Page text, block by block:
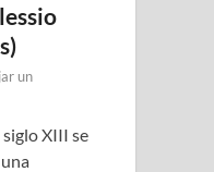
un
XIII se